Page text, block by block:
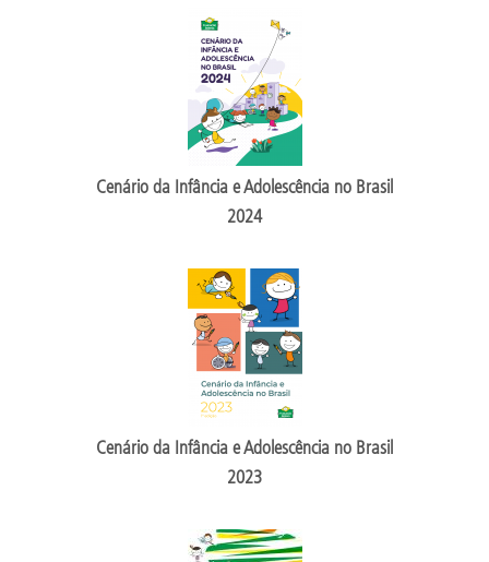
Cenário da Infância e Adolescência no Brasil
2024
Cenário da Infância e Adolescência no Brasil
2023